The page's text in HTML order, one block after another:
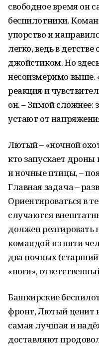
свободное время он
беспилотники.
упорство и
легко, ведь в
джойстиком. Но
несоизмеримо выше.
реакция и
он. – Зимой сложнее:
устают от
Лютый – «ночной
кто запускает дроны
и ночные птицы, –
Главная задача –
Ориентироваться в
случаются
должен реагировать
командой из пяти
два ночных
«ноги»,
Башкирские
фронт, Лютый ценит
самая лучшая и
доставляют